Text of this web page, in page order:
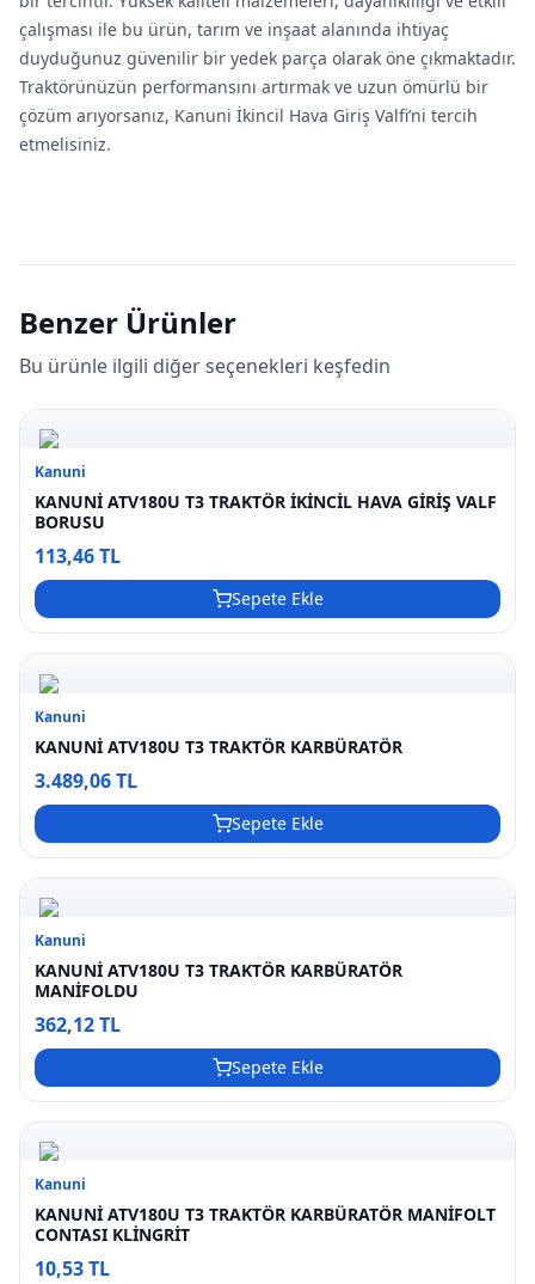
çalışması ile bu ürün, tarım ve inşaat alanında ihtiyaç
duyduğunuz güvenilir bir yedek parça olarak öne çıkmaktadır.
Traktörünüzün performansını artırmak ve uzun ömürlü bir
çözüm arıyorsanız, Kanuni İkincil Hava Giriş Valfi’ni tercih
etmelisiniz.
Benzer Ürünler
Bu ürünle ilgili diğer seçenekleri keşfedin
Kanuni
KANUNİ ATV180U T3 TRAKTÖR İKİNCİL HAVA GİRİŞ VALF
BORUSU
113,46 TL
Sepete Ekle
Kanuni
KANUNİ ATV180U T3 TRAKTÖR KARBÜRATÖR
3.489,06 TL
Sepete Ekle
Kanuni
KANUNİ ATV180U T3 TRAKTÖR KARBÜRATÖR
MANİFOLDU
362,12 TL
Sepete Ekle
Kanuni
KANUNİ ATV180U T3 TRAKTÖR KARBÜRATÖR MANİFOLT
CONTASI KLİNGRİT
10,53 TL